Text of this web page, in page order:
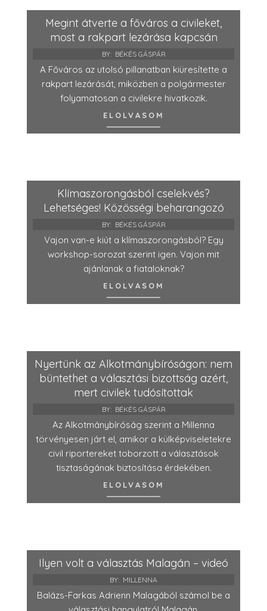
Megint átverte a főváros a civileket,
most a rakpart lezárása kapcsán
BY: BÉKÉS GÁSPÁR
A Főváros az utolsó pillanatban kiüresítette a
rakpart lezárását, miközben a polgármester
folyamatosan a civilekre hivatkozik.
ELOLVASOM
Klímaszorongásból cselekvés?
Lehetséges! Közösségi beharangozó
BY: BÉKÉS GÁSPÁR
Vajon van-e kiút a klímaszorongásból? Egy
workshop-sorozat szerint igen. Vajon mit
ajánlanak a fiataloknak?
ELOLVASOM
Nyertünk az Alkotmánybíróságon: nem
büntethet a választási bizottság azért,
mert civilek tudósítottak
BY: BÉKÉS GÁSPÁR
Az Alkotmánybíróság szerint a Millenna
törvényesen járt el, amikor a külképviseletekre
civil riportereket toborzott a választások
tisztaságának biztosítása érdekében.
ELOLVASOM
Ilyen volt a választás Malagán – videó
BY: MILLENNA
Balázs-Farkas Adrienn Malagából számol be a